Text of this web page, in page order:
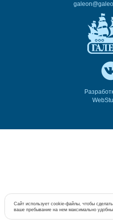
Сайт использует cookie-файлы, чтобы сделать
ваше пребывание на нем максимально